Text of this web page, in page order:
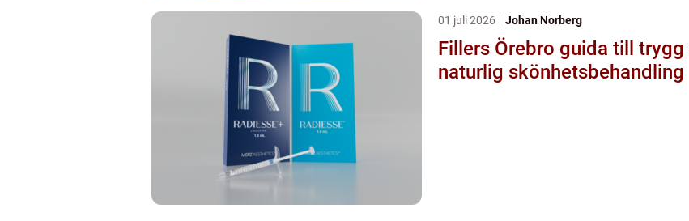
01 juli 2026 Johan Norberg
Fillers Örebro guida till trygg och
naturlig skönhetsbehandling